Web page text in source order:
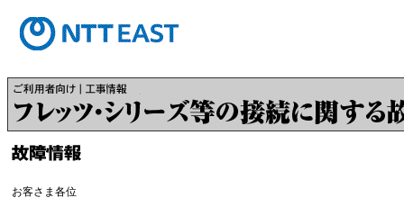
お客さま各位